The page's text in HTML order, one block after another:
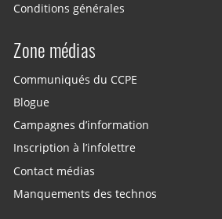
Conditions générales
Zone médias
Communiqués du CCPE
Blogue
Campagnes d’information
Inscription à l’infolettre
Contact médias
Manquements des technos